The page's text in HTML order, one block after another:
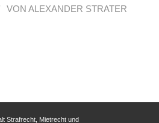
VON ALEXANDER STRATER
Strafrecht, Mietrecht und